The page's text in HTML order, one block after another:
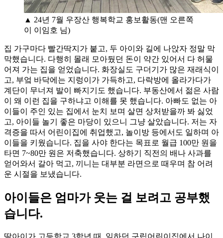
▲ 24년 7월 우장산 행복학교 홍보활동(맨 오른쪽
이 이임호 님)
집 가구마다 빨간딱지가 붙고, 두 아이와 길에 나앉자 정말 막
막했습니다. 다행히 몰래 모아뒀던 돈이 약간 있어서 다 허물
어져 가는 집을 얻었습니다. 화장실도 구더기가 많은 재래식이
고, 부엌 바닥에는 지렁이가 가득하고, 다락방에 올라가다가
계단이 무너져 발이 빠지기도 했습니다. 부동산에서 젊은 사람
이 왜 이런 집을 구하냐고 이해를 못 했습니다. 아빠도 없는 아
이들이 주인 있는 집에서 눈치 보며 살면 상처받을까 봐 싫었
고, 아이들 놀기 좋은 마당이 있으니 그냥 살았습니다. 저는 자
격증을 따서 어린이집에 취업했고, 놀이방 등에서도 일하며 아
이들을 키웠습니다. 집을 사야 한다는 목표로 월급 100만 원을
타면 7~80만 원은 저축했습니다. 상하기 직전의 배나 사과를
얻어와서 갈아 먹고, 끼니는 대부분 라면으로 때우며 참 어려
운 시절을 보냈습니다.
아이들은 엄마가 웃는 걸 보려고 공부했
습니다.